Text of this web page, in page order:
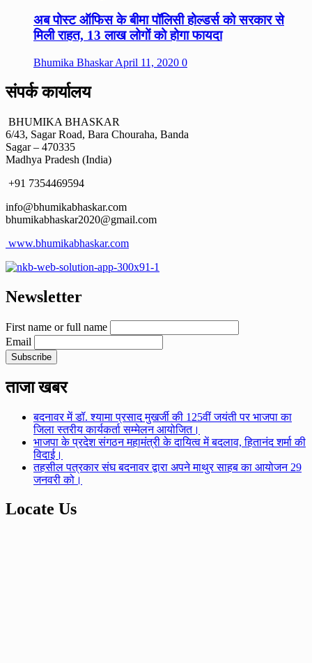
अब पोस्ट ऑफिस के बीमा पॉलिसी होल्डर्स को सरकार से
मिली राहत, 13 लाख लोगों को होगा फायदा
Bhumika BhaskarApril 11, 2020 0
संपर्क कार्यालय
BHUMIKA BHASKAR
6/43, Sagar Road, Bara Chouraha, Banda
Sagar – 470335
Madhya Pradesh (India)
+91 7354469594
info@bhumikabhaskar.com
bhumikabhaskar2020@gmail.com
www.bhumikabhaskar.com
Newsletter
First name or full name
Email
ताजा खबर
बदनावर में डॉ. श्यामा प्रसाद मुखर्जी की 125वीं जयंती पर भाजपा का
जिला स्तरीय कार्यकर्ता सम्मेलन आयोजित।
भाजपा के प्रदेश संगठन महामंत्री के दायित्व में बदलाव, हितानंद शर्मा की
विदाई।
तहसील पत्रकार संघ बदनावर द्वारा अपने माथुर साहब का आयोजन 29
जनवरी को।
Locate Us